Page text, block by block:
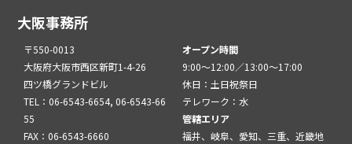
大阪事務所
〒550-0013
大阪府大阪市西区新町1-4-26
四ツ橋グランドビル
TEL：06-6543-6654, 06-6543-66
55
FAX：06-6543-6660
オープン時間
9:00～12:00／13:00～17:00
休日：土日祝祭日
テレワーク：水
管轄エリア
福井、岐阜、愛知、三重、近畿地